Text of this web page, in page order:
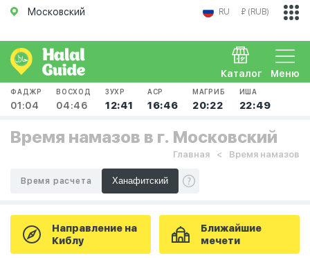
Московский RU ₽ (RUB)
Меню
Каталог
ФАДЖР
01:04
ВОСХОД
04:46
ЗУХР
12:41
АСР
16:46
МАГРИБ
20:22
ИША
22:49
Время намазов в г. Московский
Главная Время намазов
Время расчета
Направление на
Киблу
Ближайшие
мечети